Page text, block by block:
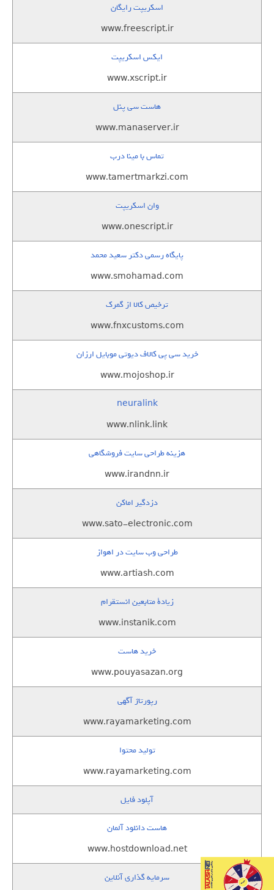
اسکریپت رایگان
www.freescript.ir
ایکس اسکریپت
www.xscript.ir
هاست سی پنل
www.manaserver.ir
تماس با مینا درب
www.tamertmarkzi.com
وان اسکریپت
www.onescript.ir
پایگاه رسمی دکتر سعید محمد
www.smohamad.com
ترخیص کالا از گمرک
www.fnxcustoms.com
خرید سی پی کالاف دیوتی موبایل ارزان
www.mojoshop.ir
neuralink
www.nlink.link
هزینه طراحی سایت فروشگاهی
www.irandnn.ir
دزدگیر اماکن
www.sato-electronic.com
طراحی وب سایت در اهواز
www.artiash.com
زيادة متابعين انستقرام
www.instanik.com
خرید هاست
www.pouyasazan.org
رپورتاژ آگهی
www.rayamarketing.com
تولید محتوا
www.rayamarketing.com
آپلود فایل
هاست دانلود آلمان
www.hostdownload.net
سرمایه گذاری آنلاین